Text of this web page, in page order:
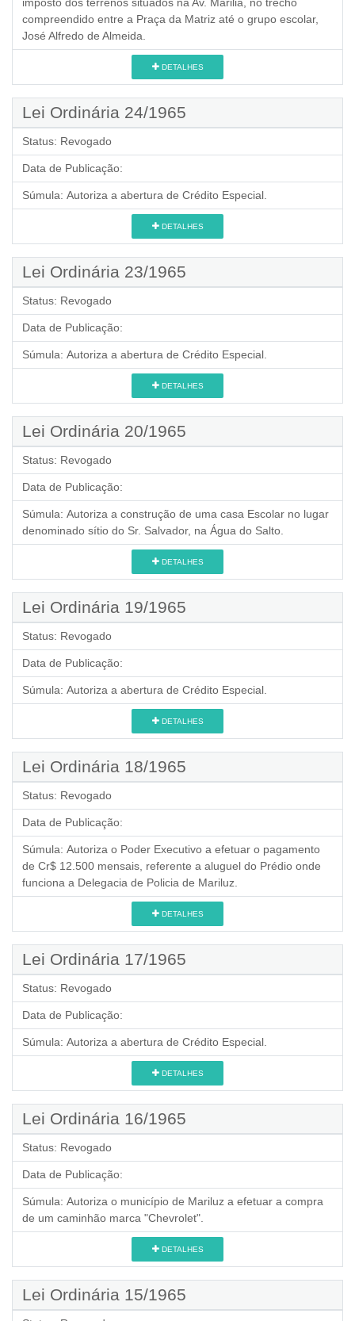
compreendido entre a Praça da Matriz até o grupo escolar,
José Alfredo de Almeida.
DETALHES
Lei Ordinária 24/1965
Status: Revogado
Data de Publicação:
Súmula: Autoriza a abertura de Crédito Especial.
DETALHES
Lei Ordinária 23/1965
Status: Revogado
Data de Publicação:
Súmula: Autoriza a abertura de Crédito Especial.
DETALHES
Lei Ordinária 20/1965
Status: Revogado
Data de Publicação:
Súmula: Autoriza a construção de uma casa Escolar no lugar
denominado sítio do Sr. Salvador, na Água do Salto.
DETALHES
Lei Ordinária 19/1965
Status: Revogado
Data de Publicação:
Súmula: Autoriza a abertura de Crédito Especial.
DETALHES
Lei Ordinária 18/1965
Status: Revogado
Data de Publicação:
Súmula: Autoriza o Poder Executivo a efetuar o pagamento
de Cr$ 12.500 mensais, referente a aluguel do Prédio onde
funciona a Delegacia de Policia de Mariluz.
DETALHES
Lei Ordinária 17/1965
Status: Revogado
Data de Publicação:
Súmula: Autoriza a abertura de Crédito Especial.
DETALHES
Lei Ordinária 16/1965
Status: Revogado
Data de Publicação:
Súmula: Autoriza o município de Mariluz a efetuar a compra
de um caminhão marca "Chevrolet".
DETALHES
Lei Ordinária 15/1965